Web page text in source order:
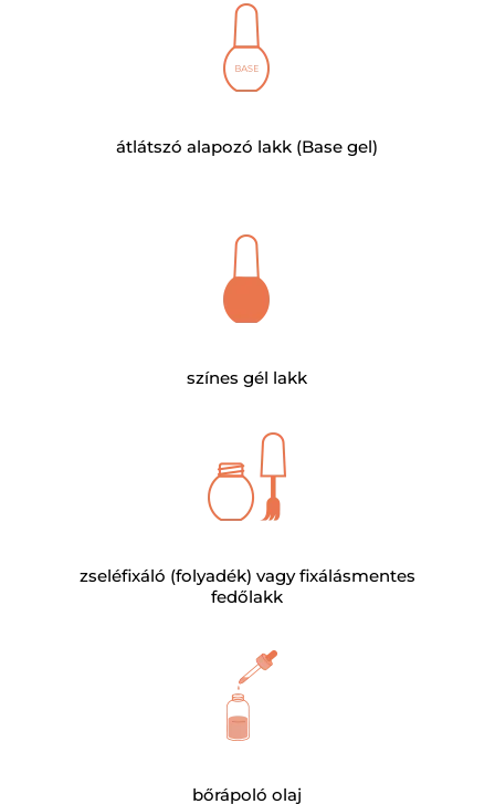
átlátszó alapozó lakk (Base gel)
színes gél lakk
zseléfixáló (folyadék) vagy fixálásmentes
fedőlakk
bőrápoló olaj